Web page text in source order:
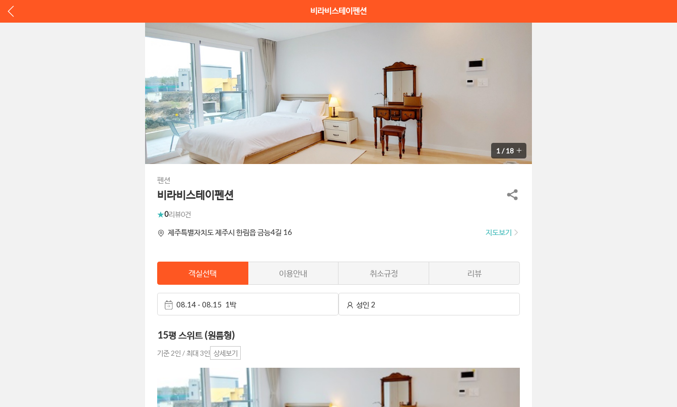
비라비스테이펜션
1/18
펜션
비라비스테이펜션
0리뷰0건
제주특별자치도 제주시 한림읍 금능4길 16 지도보기
객실선택 이용안내 취소규정 리뷰
08.14 - 08.15 1박 성인 2
15평 스위트 (원룸형)
기준 2인 / 최대 3인 상세보기